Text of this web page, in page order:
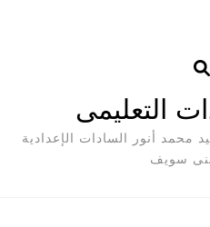
التعليمى
محمد أنور السادات الإعدادية
سويف